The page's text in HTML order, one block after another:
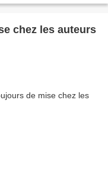
chez les auteurs